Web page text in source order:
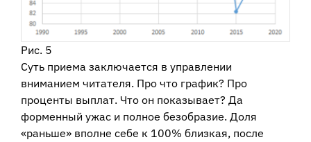
Рис. 5
Суть приема заключается в управлении
вниманием читателя. Про что график? Про
проценты выплат. Что он показывает? Да
форменный ужас и полное безобразие. Доля
«раньше» вполне себе к 100% близкая, после